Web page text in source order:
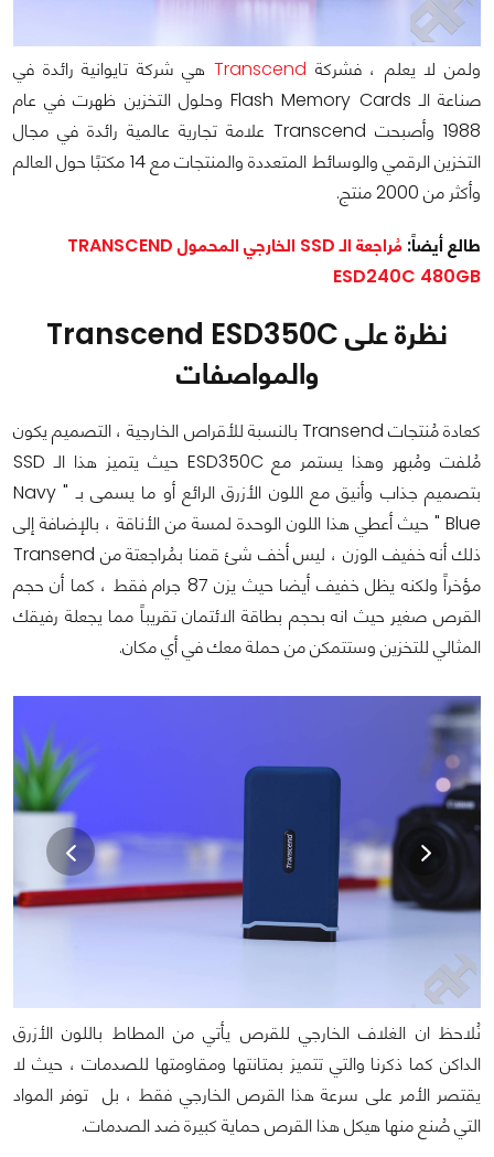
ولمن لا يعلم ، فشركة Transcend هي شركة تايوانية رائدة في
صناعة الـ Flash Memory Cards وحلول التخزين ظهرت في عام
1988 وأصبحت Transcend علامة تجارية عالمية رائدة في مجال
التخزين الرقمي والوسائط المتعددة والمنتجات مع 14 مكتبًا حول العالم
وأكثر من 2000 منتج.
طالع أيضاً:
مُراجعة الـ SSD الخارجي المحمول TRANSCEND
ESD240C 480GB
نظرة على Transcend ESD350C
والمواصفات
كعادة مُنتجات Transend بالنسبة للأقراص الخارجية ، التصميم يكون
مُلفت ومُبهر وهذا يستمر مع ESD350C حيث يتميز هذا الـ SSD
بتصميم جذاب وأنيق مع اللون الأزرق الرائع أو ما يسمى بـ " Navy
Blue " حيث أعطي هذا اللون الوحدة لمسة من الأناقة ، بالإضافة إلى
ذلك أنه خفيف الوزن ، ليس أخف شئ قمنا بمُراجعتة من Transend
مؤخراً ولكنه يظل خفيف أيضا حيث يزن 87 جرام فقط ، كما أن حجم
القرص صغير حيث انه بحجم بطاقة الائتمان تقريباً مما يجعلة رفيقك
المثالي للتخزين وستتمكن من حملة معك في أي مكان.
نُلاحظ ان الغلاف الخارجي للقرص يأتي من المطاط باللون الأزرق
الداكن كما ذكرنا والتي تتميز بمتانتها ومقاومتها للصدمات ، حيث لا
يقتصر الأمر على سرعة هذا القرص الخارجي فقط ، بل توفر المواد
التي صُنع منها هيكل هذا القرص حماية كبيرة ضد الصدمات.